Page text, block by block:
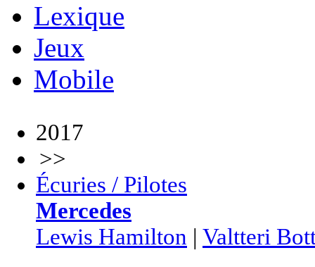
Lexique
Jeux
Mobile
2017
>>
Écuries / Pilotes
Mercedes
Lewis Hamilton | Valtteri